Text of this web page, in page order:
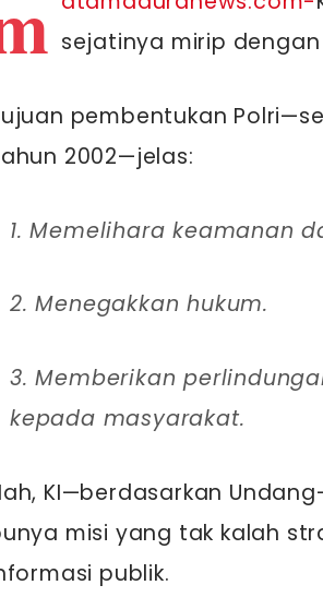
sejatinya mirip
pembentukan
2002—jelas:
1. Memelihara keamanan
2. Menegakkan hukum.
3. Memberikan perlindungan, pengayoman, dan pelayanan
kepada masyarakat.
KI—berdasarkan
misi yang tak kalah
publik.